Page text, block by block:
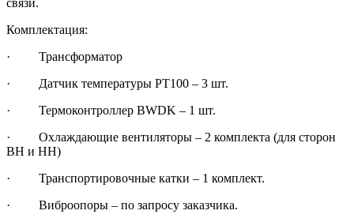
Комплектация:
· Трансформатор
· Датчик температуры РТ100 – 3 шт.
· Термоконтроллер BWDK – 1 шт.
· Охлаждающие вентиляторы – 2 комплекта (для сторон
ВН и НН)
· Транспортировочные катки – 1 комплект.
· Виброопоры – по запросу заказчика.